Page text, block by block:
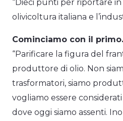
“Dieci punti per riportare
olivicoltura italiana e
Cominciamo con il primo.
“Parificare la figura del
produttore di olio. Non
trasformatori, siamo
vogliamo essere
dove oggi siamo assenti.